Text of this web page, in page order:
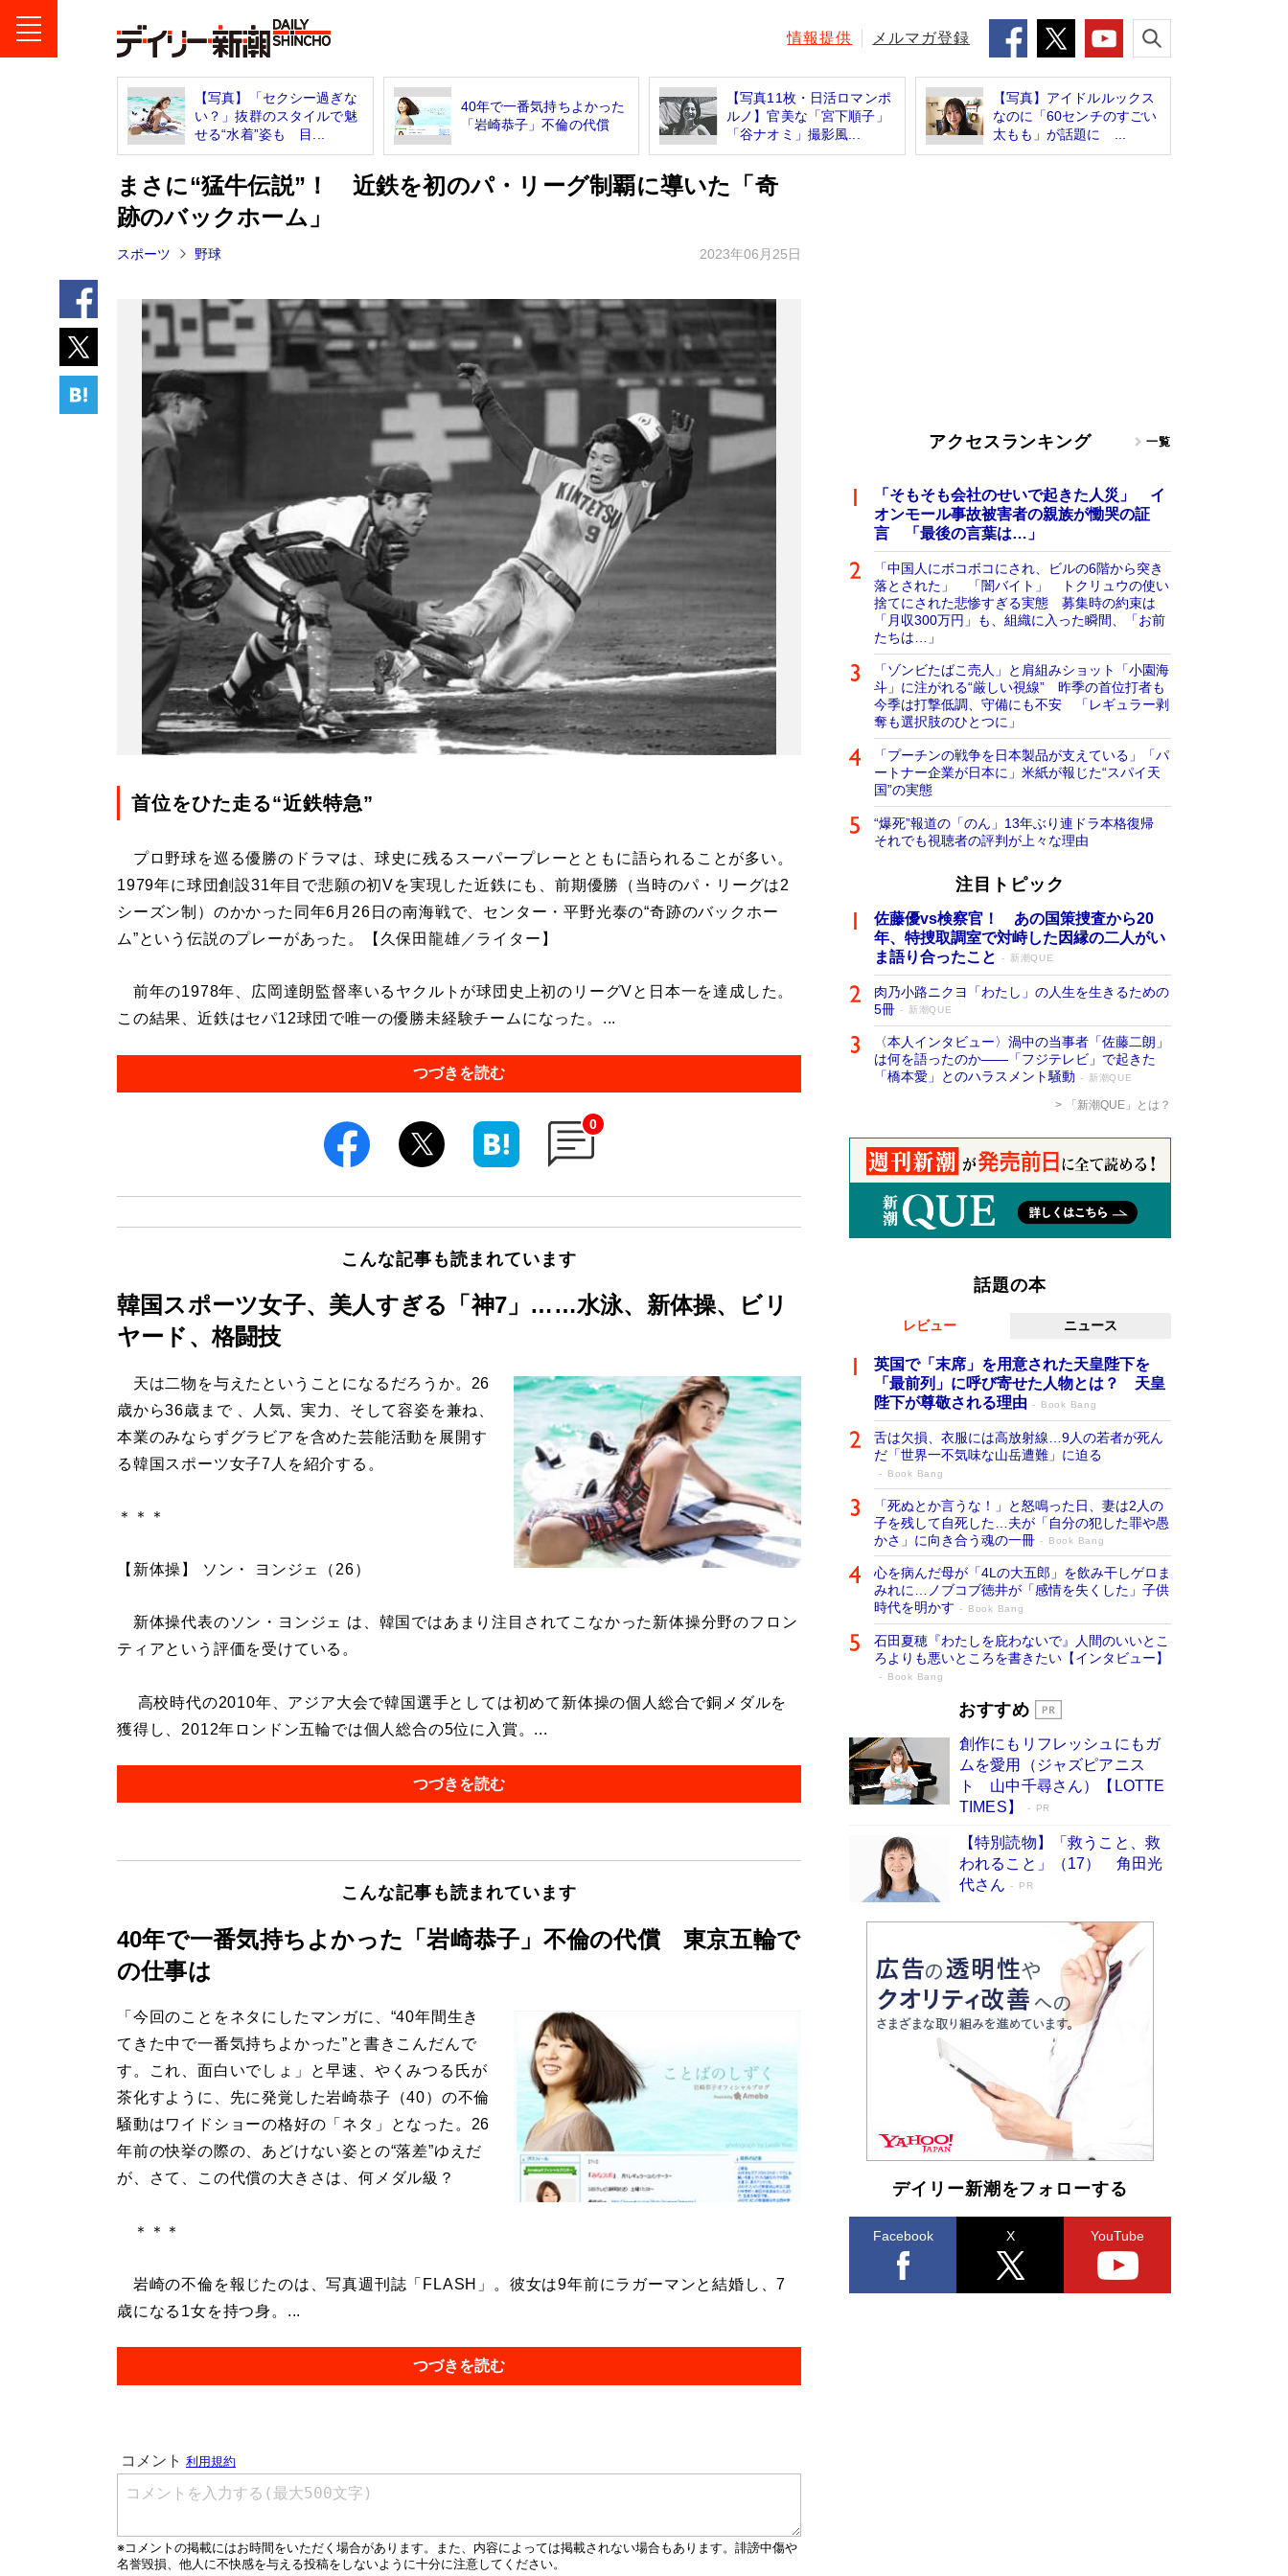
情報提供 メルマガ登録
【写真】「セクシー過ぎな
い？」抜群のスタイルで魅
せる“水着”姿も 目...
40年で一番気持ちよかった
「岩崎恭子」不倫の代償
【写真11枚・日活ロマンポ
ルノ】官美な「宮下順子」
「谷ナオミ」撮影風...
【写真】アイドルルックス
なのに「60センチのすごい
太もも」が話題に ...
まさに“猛牛伝説”！ 近鉄を初のパ・リーグ制覇に導いた「奇
跡のバックホーム」
スポーツ 野球 2023年06月25日
首位をひた走る“近鉄特急”
プロ野球を巡る優勝のドラマは、球史に残るスーパープレーとともに語られることが多い。
1979年に球団創設31年目で悲願の初Vを実現した近鉄にも、前期優勝（当時のパ・リーグは2
シーズン制）のかかった同年6月26日の南海戦で、センター・平野光泰の“奇跡のバックホー
ム”という伝説のプレーがあった。【久保田龍雄／ライター】
前年の1978年、広岡達朗監督率いるヤクルトが球団史上初のリーグVと日本一を達成した。
この結果、近鉄はセパ12球団で唯一の優勝未経験チームになった。...
つづきを読む
0
こんな記事も読まれています
韓国スポーツ女子、美人すぎる「神7」……水泳、新体操、ビリ
ヤード、格闘技
天は二物を与えたということになるだろうか。26
歳から36歳まで 、人気、実力、そして容姿を兼ね、
本業のみならずグラビアを含めた芸能活動を展開す
る韓国スポーツ女子7人を紹介する。
＊＊＊
【新体操】 ソン・ ヨンジェ（26）
新体操代表のソン・ヨンジェ は、韓国ではあまり注目されてこなかった新体操分野のフロン
ティアという評価を受けている。
高校時代の2010年、アジア大会で韓国選手としては初めて新体操の個人総合で銅メダルを
獲得し、2012年ロンドン五輪では個人総合の5位に入賞。...
つづきを読む
こんな記事も読まれています
40年で一番気持ちよかった「岩崎恭子」不倫の代償 東京五輪で
の仕事は
「今回のことをネタにしたマンガに、“40年間生き
てきた中で一番気持ちよかった”と書きこんだんで
す。これ、面白いでしょ」と早速、やくみつる氏が
茶化すように、先に発覚した岩崎恭子（40）の不倫
騒動はワイドショーの格好の「ネタ」となった。26
年前の快挙の際の、あどけない姿との“落差”ゆえだ
が、さて、この代償の大きさは、何メダル級？
＊＊＊
岩崎の不倫を報じたのは、写真週刊誌「FLASH」。彼女は9年前にラガーマンと結婚し、7
歳になる1女を持つ身。...
つづきを読む
アクセスランキング 一覧
「そもそも会社のせいで起きた人災」 イ
オンモール事故被害者の親族が慟哭の証
言 「最後の言葉は…」
「中国人にボコボコにされ、ビルの6階から突き
落とされた」 「闇バイト」 トクリュウの使い
捨てにされた悲惨すぎる実態 募集時の約束は
「月収300万円」も、組織に入った瞬間、「お前
たちは…」
「ゾンビたばこ売人」と肩組みショット「小園海
斗」に注がれる“厳しい視線” 昨季の首位打者も
今季は打撃低調、守備にも不安 「レギュラー剥
奪も選択肢のひとつに」
「プーチンの戦争を日本製品が支えている」「パ
ートナー企業が日本に」米紙が報じた“スパイ天
国”の実態
“爆死”報道の「のん」13年ぶり連ドラ本格復帰
それでも視聴者の評判が上々な理由
注目トピック
佐藤優vs検察官！ あの国策捜査から20
年、特捜取調室で対峙した因縁の二人がい
ま語り合ったこと
新潮QUE
肉乃小路ニクヨ「わたし」の人生を生きるための
5冊
新潮QUE
〈本人インタビュー〉渦中の当事者「佐藤二朗」
は何を語ったのか――「フジテレビ」で起きた
「橋本愛」とのハラスメント騒動
新潮QUE
「新潮QUE」とは？
話題の本
レビュー ニュース
英国で「末席」を用意された天皇陛下を
「最前列」に呼び寄せた人物とは？ 天皇
陛下が尊敬される理由
Book Bang
舌は欠損、衣服には高放射線…9人の若者が死ん
だ「世界一不気味な山岳遭難」に迫る
Book Bang
「死ぬとか言うな！」と怒鳴った日、妻は2人の
子を残して自死した…夫が「自分の犯した罪や愚
かさ」に向き合う魂の一冊
Book Bang
心を病んだ母が「4Lの大五郎」を飲み干しゲロま
みれに…ノブコブ徳井が「感情を失くした」子供
時代を明かす
Book Bang
石田夏穂『わたしを庇わないで』人間のいいとこ
ろよりも悪いところを書きたい【インタビュー】
Book Bang
「叱って伸びるやつは、褒めたらもっと伸
た“人を育てるコツ”…芸への考え方を明か
す
Book Bang
「『火垂るの墓』は、大嘘である」原作者が抱き
続けた“自責の念”とは…「自己憐憫は描きたくな
い」監督が徹底的にこだわったこと（後編） #
戦争の記憶
Book Bang
美輪明宏 晩年の回答を集めた『ほほえんで生き
るための人生相談』がランクイン［エンターテイ
メントベストセラー］
Book Bang
「宇宙兄弟」最終46巻がベストセラー1位 宇宙
開発への関心を押し上げた18年の物語に幕 特装
版には「宇宙で描かれたマンガ」も収録
Book Bang
友近氏、絶賛！ 鎌倉を舞台に、孤独を抱えた
人々が新たな一歩を踏み出す連作短篇集『海のほ
とりのプラネット』試し読み
Book Bang
おすすめ
創作にもリフレッシュにもガ
ムを愛用（ジャズピアニス
ト 山中千尋さん）【LOTTE
TIMES】
PR
【特別読物】「救うこと、救
われること」（17） 角田光
代さん
PR
デイリー新潮をフォローする
Facebook X YouTube